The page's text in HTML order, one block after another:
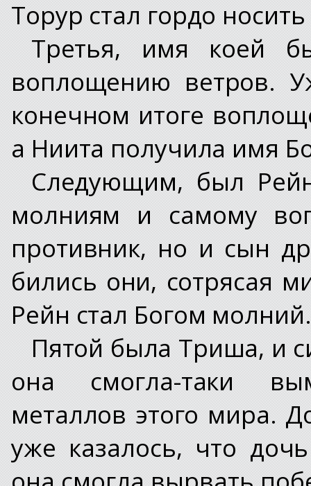
Торур стал гордо
Третья, имя коей
воплощению ветров.
конечном итоге
а Ниита получила имя
Следующим, был
молниям и самому
противник, но и сын
бились они, сотрясая
Рейн стал Богом молний.
Пятой была Триша, и
она смогла-таки
металлов этого мира.
уже казалось, что